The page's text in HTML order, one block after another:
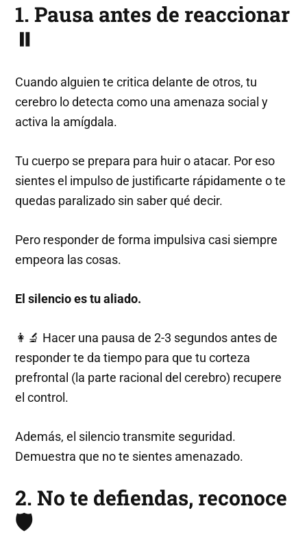
1. Pausa antes de reaccionar
⏸️
Cuando alguien te critica delante de otros, tu
cerebro lo detecta como una amenaza social y
activa la amígdala.
Tu cuerpo se prepara para huir o atacar. Por eso
sientes el impulso de justificarte rápidamente o te
quedas paralizado sin saber qué decir.
Pero responder de forma impulsiva casi siempre
empeora las cosas.
El silencio es tu aliado.
👩‍🔬 Hacer una pausa de 2-3 segundos antes de
responder te da tiempo para que tu corteza
prefrontal (la parte racional del cerebro) recupere
el control.
Además, el silencio transmite seguridad.
Demuestra que no te sientes amenazado.
2. No te defiendas, reconoce
🛡️